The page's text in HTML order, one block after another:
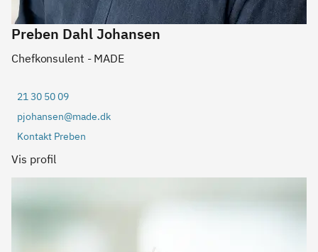
Preben Dahl Johansen
Chefkonsulent - MADE
21 30 50 09
pjohansen@made.dk
Kontakt Preben
Vis profil